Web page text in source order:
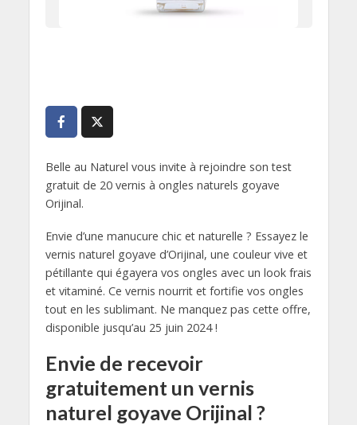
Belle au Naturel vous invite à rejoindre son test
gratuit de 20 vernis à ongles naturels goyave
Orijinal.
Envie d’une manucure chic et naturelle ? Essayez le
vernis naturel goyave d’Orijinal, une couleur vive et
pétillante qui égayera vos ongles avec un look frais
et vitaminé. Ce vernis nourrit et fortifie vos ongles
tout en les sublimant. Ne manquez pas cette offre,
disponible jusqu’au 25 juin 2024 !
Envie de recevoir
gratuitement un vernis
naturel goyave Orijinal ?